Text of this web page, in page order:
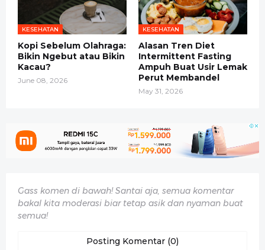
KESEHATAN
Kopi Sebelum Olahraga:
Bikin Ngebut atau Bikin
Kacau?
June 08, 2026
KESEHATAN
Alasan Tren Diet
Intermittent Fasting
Ampuh Buat Usir Lemak
Perut Membandel
May 31, 2026
Gass komen di bawah! Santai aja, semua komentar
bakal kita moderasi biar tetap asik dan nyaman buat
semua!
Posting Komentar (0)